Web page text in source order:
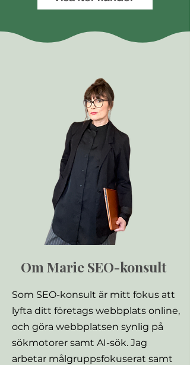
Som SEO-konsult är mitt fokus att
lyfta ditt företags webbplats online,
och göra webbplatsen synlig på
sökmotorer samt AI-sök. Jag
arbetar målgruppsfokuserat samt
Om Marie SEO-konsult